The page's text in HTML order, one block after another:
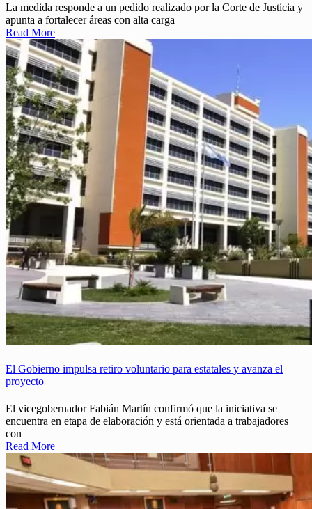
La medida responde a un pedido realizado por la Corte de Justicia y
apunta a fortalecer áreas con alta carga
Read More
El Gobierno impulsa retiro voluntario para estatales y avanza el
proyecto
El vicegobernador Fabián Martín confirmó que la iniciativa se
encuentra en etapa de elaboración y está orientada a trabajadores
con
Read More